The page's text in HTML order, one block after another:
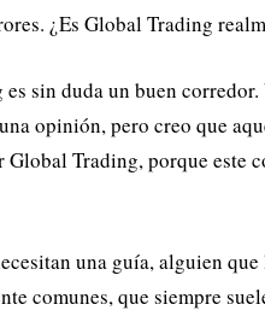
¿Es Global Trading
sin duda un buen
opinión, pero creo que
Trading, porque este
una guía, alguien
comunes, que siempre